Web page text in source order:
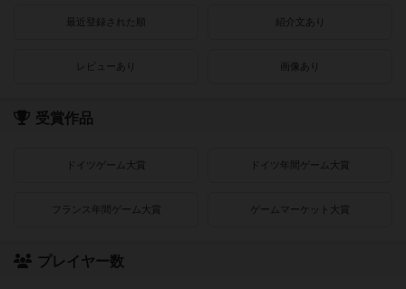
最近登録された順 紹介文あり
レビューあり 画像あり
受賞作品
ドイツゲーム大賞 ドイツ年間ゲーム大賞
フランス年間ゲーム大賞 ゲームマーケット大賞
プレイヤー数